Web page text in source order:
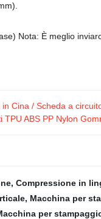
Nota: È meglio
Cina / Scheda a
ABS PP Nylon
, Compressione in
, Macchina per
per